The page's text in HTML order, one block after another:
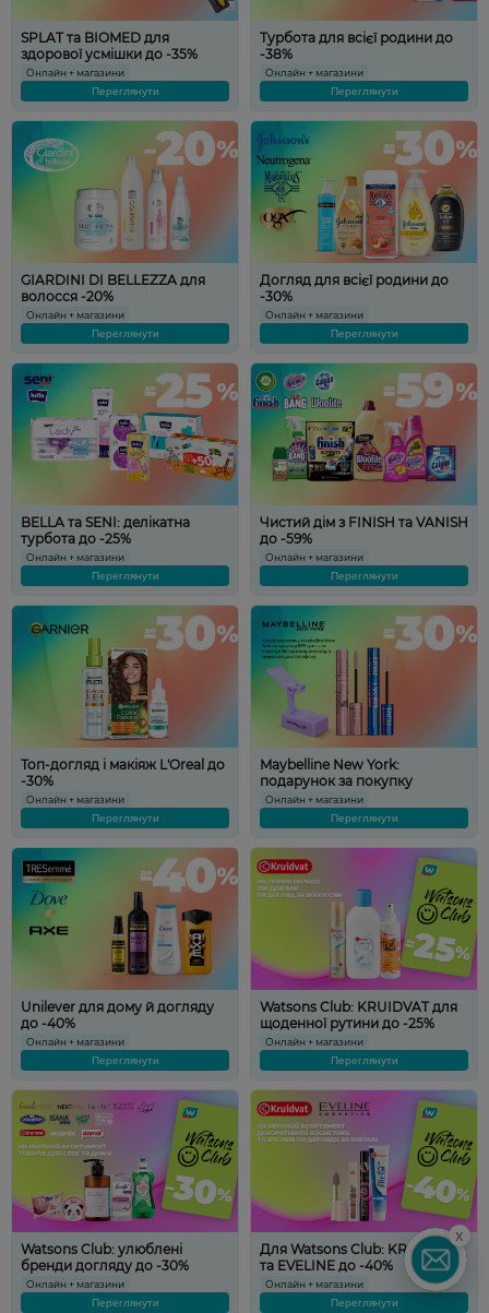
SPLAT та BIOMED для
здорової усмішки до -35%
Онлайн + магазини
Переглянути
Турбота для всієї родини до
-38%
Онлайн + магазини
Переглянути
GIARDINI DI BELLEZZA для
волосся -20%
Онлайн + магазини
Переглянути
Догляд для всієї родини до
-30%
Онлайн + магазини
Переглянути
BELLA та SENI: делікатна
турбота до -25%
Онлайн + магазини
Переглянути
Чистий дім з FINISH та VANISH
до -59%
Онлайн + магазини
Переглянути
Топ-догляд і макіяж L'Oreal до
-30%
Онлайн + магазини
Переглянути
Maybelline New York:
подарунок за покупку
Онлайн + магазини
Переглянути
Unilever для дому й догляду
до -40%
Онлайн + магазини
Переглянути
Watsons Club: KRUIDVAT для
щоденної рутини до -25%
Онлайн + магазини
Переглянути
Watsons Club: улюблені
бренди догляду до -30%
Онлайн + магазини
Переглянути
Для Watsons Club: KRUIDVAT
та EVELINE до -40%
Онлайн + магазини
Переглянути
x